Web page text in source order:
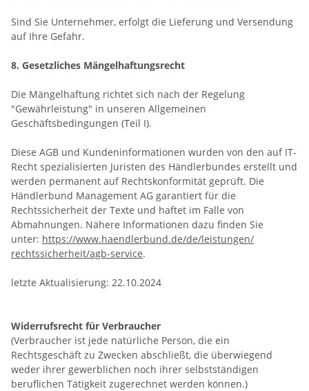
Sind Sie Unternehmer, erfolgt die Lieferung und Versendung
auf Ihre Gefahr.
8. Gesetzliches Mängelhaftungsrecht
Die Mängelhaftung richtet sich nach der Regelung
"Gewährleistung" in unseren Allgemeinen
Geschäftsbedingungen (Teil I).
Diese AGB und Kundeninformationen wurden von den auf IT-
Recht spezialisierten Juristen des Händlerbundes erstellt und
werden permanent auf Rechtskonformität geprüft. Die
Händlerbund Management AG garantiert für die
Rechtssicherheit der Texte und haftet im Falle von
Abmahnungen. Nähere Informationen dazu finden Sie
unter: https://www.haendlerbund.de/de/leistungen/
rechtssicherheit/agb-service.
letzte Aktualisierung: 22.10.2024
Widerrufsrecht für Verbraucher
(Verbraucher ist jede natürliche Person, die ein
Rechtsgeschäft zu Zwecken abschließt, die überwiegend
weder ihrer gewerblichen noch ihrer selbstständigen
beruflichen Tätigkeit zugerechnet werden können.)